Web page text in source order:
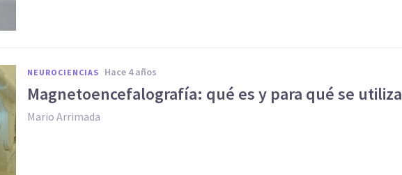
NEUROCIENCIAS hace 4 años
Magnetoencefalografía: qué es y para qué se utiliza
Mario Arrimada